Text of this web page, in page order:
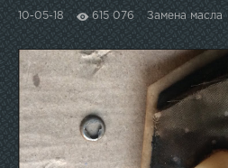
10-05-18 615 076 Замена масла